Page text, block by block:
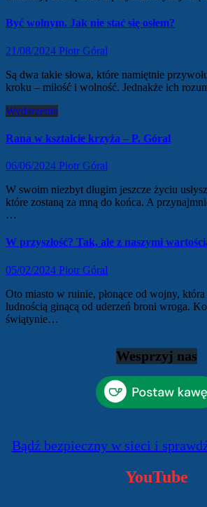
Być wolnym. Jak nie stać się osłem?
21/08/2024 Piotr Góral
Są dwa takie słowa, które namiętnie
kroku – miłość i wolność. Jednakże ich
Wydarzenia
Rana w kształcie krzyża – P. Góral
06/06/2024 Piotr Góral
W swoim niezbyt długim jeszcze życiu
które zostaną za mną do końca. A
…
W przyszłość? Tak, ale z naszymi
05/02/2024 Piotr Góral
Oto miasto w ruinie, płonące od wojny, która
ludnością ginącą od uderzeń broni wroga.
świątynie…
Wesprzyj nas
Bądź bezpieczny w sieci i
YouTube